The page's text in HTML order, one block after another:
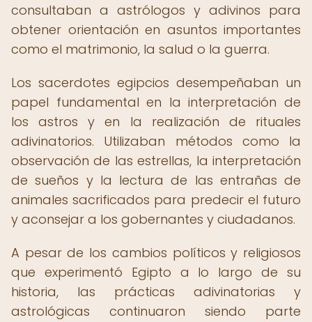
consultaban a astrólogos y adivinos para
obtener orientación en asuntos importantes
como el matrimonio, la salud o la guerra.
Los sacerdotes egipcios desempeñaban un
papel fundamental en la interpretación de
los astros y en la realización de rituales
adivinatorios. Utilizaban métodos como la
observación de las estrellas, la interpretación
de sueños y la lectura de las entrañas de
animales sacrificados para predecir el futuro
y aconsejar a los gobernantes y ciudadanos.
A pesar de los cambios políticos y religiosos
que experimentó Egipto a lo largo de su
historia, las prácticas adivinatorias y
astrológicas continuaron siendo parte